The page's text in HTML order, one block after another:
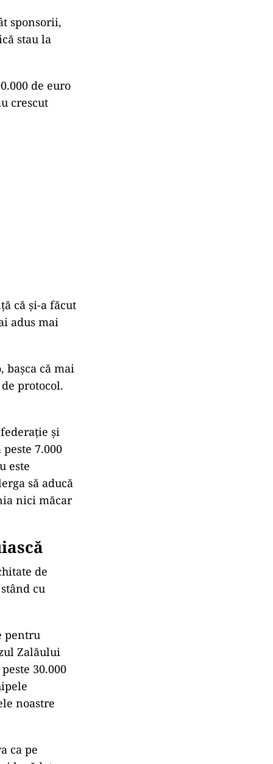
sponsorii,
stau la
de euro
crescut
că și-a făcut
adus mai
bașca că mai
protocol.
și
7.000
este
să aducă
nici măcar
de
cu
pentru
Zalăului
30.000
noastre
ca pe